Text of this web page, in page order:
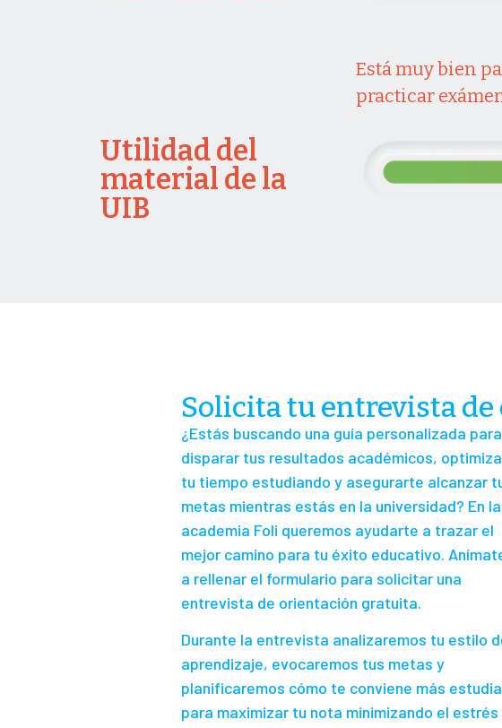
Está muy bien
practicar
Utilidad del
material de la
UIB
Solicita tu entrevista
¿Estás buscando una guía personalizada para
disparar tus resultados académicos,
tu tiempo estudiando y asegurarte alcanzar
metas mientras estás en la universidad? En la
academia Foli queremos ayudarte a trazar el
mejor camino para tu éxito educativo.
a rellenar el formulario para solicitar una
entrevista de orientación gratuita.
Durante la entrevista analizaremos tu estilo
aprendizaje, evocaremos tus metas y
planificaremos cómo te conviene más
para maximizar tu nota minimizando el estrés